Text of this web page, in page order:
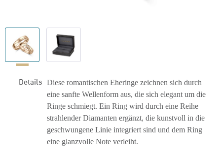
Details Diese romantischen Eheringe zeichnen sich durch
eine sanfte Wellenform aus, die sich elegant um die
Ringe schmiegt. Ein Ring wird durch eine Reihe
strahlender Diamanten ergänzt, die kunstvoll in die
geschwungene Linie integriert sind und dem Ring
eine glanzvolle Note verleiht.